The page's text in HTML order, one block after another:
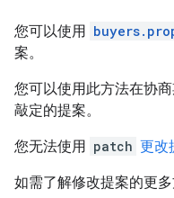
您可以使用
案。
您可以使用此方法在协
敲定的提案。
您无法使用 patch 更改
如需了解修改提案的更